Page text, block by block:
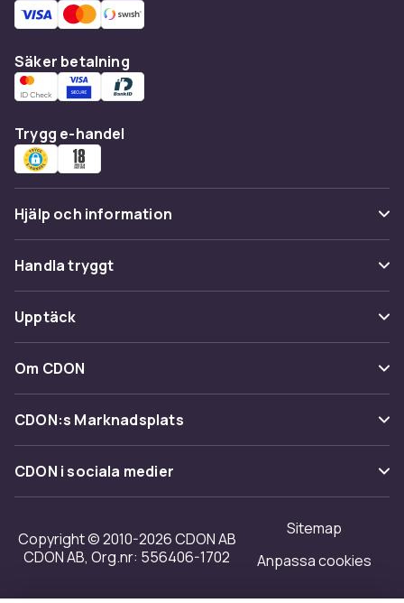
Säker betalning
Trygg e-handel
Hjälp och information
Vanliga frågor
Spåra paket
Ångra & Returnera här
Kundservice
Handla tryggt
Betalning
Leverans
Återkallelser
Upptäck
Kategorier
Varumärken
Shopit.se
Om CDON
Om oss
Kundrecensioner
Tillgänglighet
CDON:s Marknadsplats
Sälj på CDON
Bli affiliate
Regler & kvalitet
Merchant Help Center
CDON i sociala medier
Copyright © 2010-2026 CDON AB
CDON AB, Org.nr: 556406-1702
Sitemap
Anpassa cookies